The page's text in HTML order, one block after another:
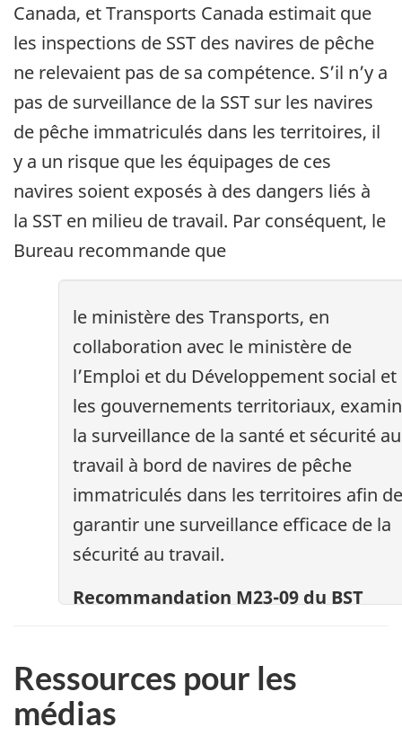
Canada, et Transports Canada estimait que
les inspections de SST des navires de pêche
ne relevaient pas de sa compétence. S’il n’y a
pas de surveillance de la SST sur les navires
de pêche immatriculés dans les territoires, il
y a un risque que les équipages de ces
navires soient exposés à des dangers liés à
la SST en milieu de travail. Par conséquent, le
Bureau recommande que
le ministère des Transports, en
collaboration avec le ministère de
l’Emploi et du Développement social et
les gouvernements territoriaux,
la surveillance de la santé et sécurité au
travail à bord de navires de pêche
immatriculés dans les territoires afin de
garantir une surveillance efficace de la
sécurité au travail.
Recommandation M23-09 du BST
Ressources pour les
médias